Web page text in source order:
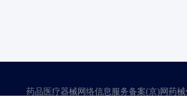
药品医疗器械网络信息服务备案(京)网药